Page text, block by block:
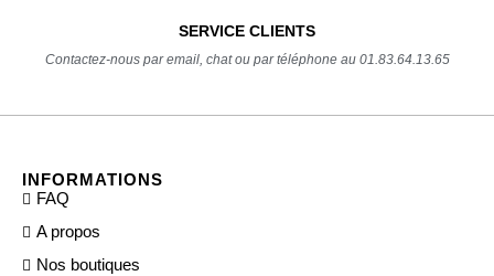
SERVICE CLIENTS
Contactez-nous par email, chat ou par téléphone au 01.83.64.13.65
INFORMATIONS
FAQ
A propos
Nos boutiques